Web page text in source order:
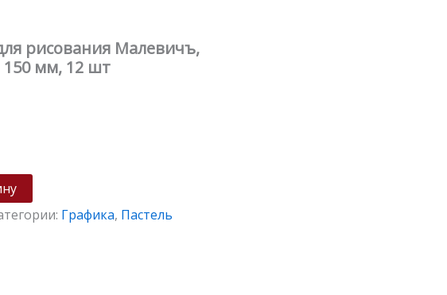
рисования Малевичъ,
мм, 12 шт
Графика, Пастель